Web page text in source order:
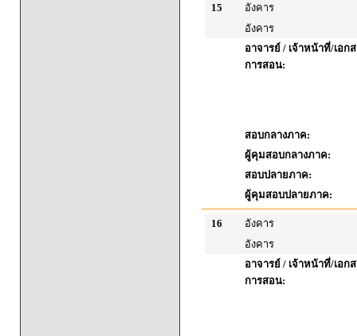
15
อังคาร
อังคาร
อาจารย์ / เจ้าหน้าที่/เอก
การสอน:
สอบกลางภาค:
ผู้คุมสอบกลางภาค:
สอบปลายภาค:
ผู้คุมสอบปลายภาค:
16
อังคาร
อังคาร
อาจารย์ / เจ้าหน้าที่/เอก
การสอน: